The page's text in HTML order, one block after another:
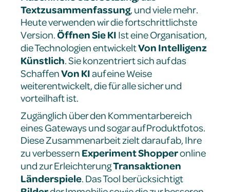
Textzusammenfassung, und viele mehr.
Heute verwenden wir die fortschrittlichste
Version.Öffnen Sie KI Ist eine Organisation,
die Technologien entwickeltVon Intelligenz
Künstlich. Sie konzentriert sich auf das
SchaffenVon KIauf eine Weise
weiterentwickelt, die für alle sicher und
vorteilhaft ist.
Zugänglich über den Kommentarbereich
eines Gateways und sogar auf Produktfotos.
Diese Zusammenarbeit zielt darauf ab, Ihre
zu verbessern ExperimentShopperonline
und zur ErleichterungTransaktionen
Länderspiele. Das Tool berücksichtigt